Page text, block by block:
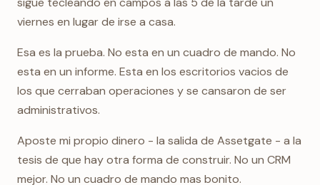
viernes en lugar de irse a casa.
Esa es la prueba. No esta en un cuadro de mando. No
esta en un informe. Esta en los escritorios vacios de
los que cerraban operaciones y se cansaron de ser
administrativos.
Aposte mi propio dinero - la salida de Assetgate - a la
tesis de que hay otra forma de construir. No un CRM
mejor. No un cuadro de mando mas bonito.